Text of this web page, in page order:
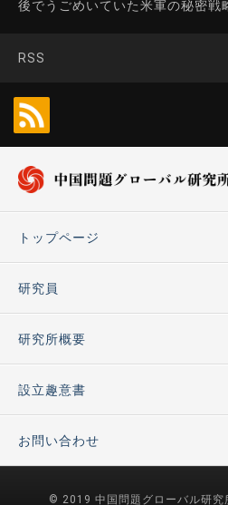
後でうごめいていた米軍の秘密戦
RSS
トップページ
研究員
研究所概要
設立趣意書
お問い合わせ
© 2019 中国問題グローバル研